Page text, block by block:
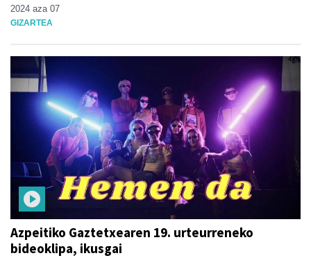
2024 aza 07
GIZARTEA
Azpeitiko Gaztetxearen 19. urteurreneko
bideoklipa, ikusgai